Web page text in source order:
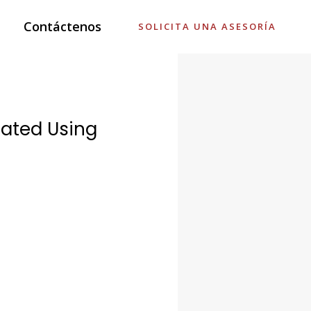
Contáctenos SOLICITA UNA ASESORÍA
Using